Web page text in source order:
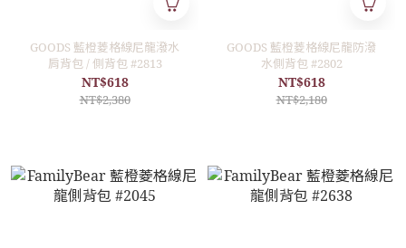
GOODS 藍橙菱格線尼龍潑水
肩背包 / 側背包 #2813
NT$618
NT$2,380
GOODS 藍橙菱格線尼龍防潑
水側背包 #2802
NT$618
NT$2,180